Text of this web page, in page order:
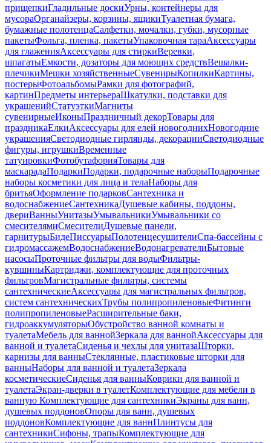
прищепкиГладильные доскиУрны, контейнеры для
мусораОрганайзеры, корзины, ящикиТуалетная бумага,
бумажные полотенцаСалфетки, мочалки, губки, мусорные
пакетыФольга, пленка, пакетыУпаковочная тараАксессуары
для глаженияАксессуары для стиркиВеревки,
шпагатыЕмкости, дозаторы для моющих средствВешалки-
плечикиМешки хозяйственныеСувенирыКопилкиКартины,
постерыФотоальбомыРамки для фотографий,
картинПредметы интерьераШкатулки, подставки для
украшенийСтатуэткиМагниты
сувенирныеИконыПраздничный декорТовары для
праздникаЕлкиАксессуары для елей новогоднихНовогодние
украшенияСветодиодные гирлянды, декорацииСветодиодные
фигуры, игрушкиВременные
татуировкиФотобутафорияТовары для
маскарадаПодаркиПодарки, подарочные наборыПодарочные
наборы косметики для лица и телаНаборы для
бритьяОформление подарковСантехника и
водоснабжениеСантехникаДушевые кабины, поддоны,
двериВанныУнитазыУмывальникиУмывальники со
смесителямиСмесителиДушевые панели,
гарнитурыБидеПиссуарыПолотенцесушителиСпа-бассейны с
гидромассажемВодоснабжениеВодонагревателиБытовые
насосыПроточные фильтры для водыФильтры-
кувшиныКартриджи, комплектующие для проточных
фильтровМагистральные фильтры, системы
сантехническиеАксессуары для магистральных фильтров,
систем сантехническихТрубы полипропиленовыеФитинги
полипропиленовыеРасширительные баки,
гидроаккумуляторыОбустройство ванной комнаты и
туалетаМебель для ваннойЗеркала для ваннойАксессуары для
ванной и туалетаСиденья и чехлы для унитазаШторки,
карнизы для ванныСтеклянные, пластиковые шторки для
ванныНаборы для ванной и туалетаЗеркала
косметическиеСиденья для ванныКоврики для ванной и
туалетаЭкран-дверки в туалетКомплектующие для мебели в
ванную Комплектующие для сантехникиЭкраны для ванн,
душевых поддоновОпоры для ванн, душевых
поддоновКомплектующие для ваннПлинтусы для
сантехникиСифоны, трапыКомплектующие для